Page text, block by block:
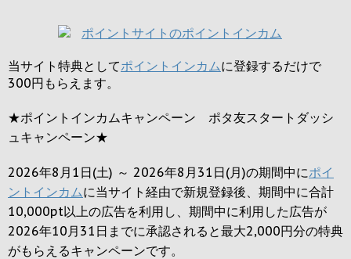
当サイト特典としてポイントインカムに登録するだけで
300円 もらえます。
★ポイントインカムキャンペーン ポタ友スタートダッシ
ュキャンペーン★
2026年8月1日(土) ～ 2026年8月31日(月)の期間中にポイ
ントインカムに当サイト経由で新規登録後、期間中に合計
10,000pt以上の広告を利用し、期間中に利用した広告が
2026年10月31日までに承認されると最大2,000円分の特典
がもらえるキャンペーンです。